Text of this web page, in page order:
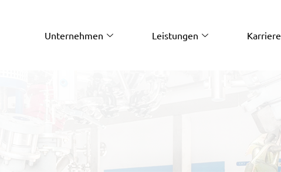
Unternehmen Leistungen Karriere